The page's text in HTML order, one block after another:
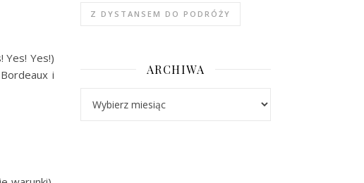
Yes! Yes!)
i
Z DYSTANSEM DO PODRÓŻY
ARCHIWA